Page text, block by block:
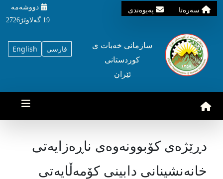
سه‌ره‌تا په‌یوه‌ندی
دووشه‌مه‌‌
19 گه‌لاوێژ2726
English فارسی
سازمانی خه‌بات ی
کوردستانی
ئێران
دڕێژەی کۆبوونەوەی ناڕەزایەتی
خانەنشینانی دابینی کۆمەڵایەتی